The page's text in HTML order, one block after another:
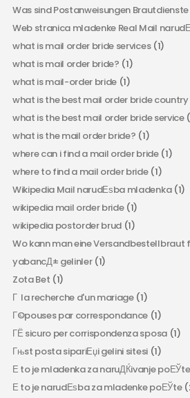
Was sind Postanweisungen Brautdienste
Web stranica mladenke Real Mail
what is mail order bride services(1)
what is mail order bride? (1)
what is mail-order bride (1)
what is the best mail order bride country
what is the best mail order bride service
what is the mail order bride? (1)
where can i find a mail order bride(1)
where to find a mail order bride(1)
Wikipedia Mail narudЕѕba mladenka(1)
wikipedia mail order bride(1)
wikipedia postorder brud (1)
Wo kann man eine Versandbestellbraut
yabancД± gelinler(1)
Zota Bet (1)
Г la recherche d'un mariage(1)
Г©pouses par correspondance (1)
ГЁ sicuro per corrispondenza sposa(1)
Гњst posta sipariЕџi gelini sitesi(1)
Е to je mladenka za naruДЌivanje poЕЎte
Е to je narudЕѕba za mladenke poЕЎte